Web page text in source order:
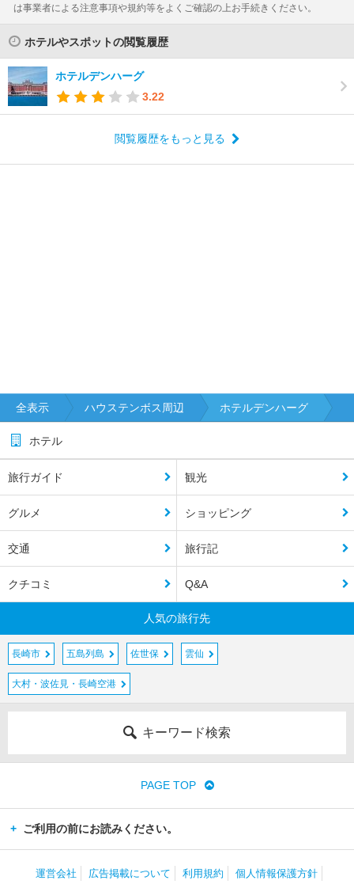
は事業者による注意事項や規約等をよくご確認の上お手続きください。
ホテルやスポットの閲覧履歴
ホテルデンハーグ
3.22
閲覧履歴をもっと見る
全表示 ハウステンボス周辺 ホテルデンハーグ
ホテル
旅行ガイド 観光
グルメ ショッピング
交通 旅行記
クチコミ Q&A
人気の旅行先
長崎市 五島列島 佐世保 雲仙
大村・波佐見・長崎空港
キーワード検索
PAGE TOP
ご利用の前にお読みください。
運営会社 広告掲載について 利用規約 個人情報保護方針